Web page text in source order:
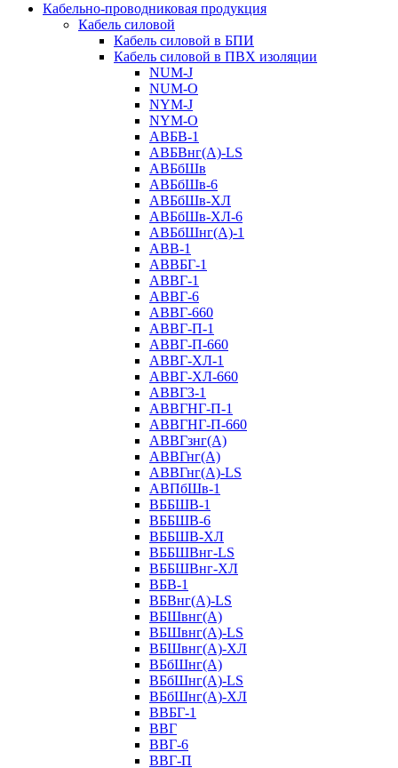
Кабельно-проводниковая продукция
Кабель силовой
Кабель силовой в БПИ
Кабель силовой в ПВХ изоляции
NUM-J
NUM-O
NYM-J
NYM-O
АВБВ-1
АВБВнг(А)-LS
АВБбШв
АВБбШв-6
АВБбШв-ХЛ
АВБбШв-ХЛ-6
АВБбШнг(А)-1
АВВ-1
АВВБГ-1
АВВГ-1
АВВГ-6
АВВГ-660
АВВГ-П-1
АВВГ-П-660
АВВГ-ХЛ-1
АВВГ-ХЛ-660
АВВГЗ-1
АВВГНГ-П-1
АВВГНГ-П-660
АВВГзнг(А)
АВВГнг(А)
АВВГнг(А)-LS
АВПбШв-1
ВББШВ-1
ВББШВ-6
ВББШВ-ХЛ
ВББШВнг-LS
ВББШВнг-ХЛ
ВБВ-1
ВБВнг(А)-LS
ВБШвнг(А)
ВБШвнг(А)-LS
ВБШвнг(А)-ХЛ
ВБбШнг(А)
ВБбШнг(А)-LS
ВБбШнг(А)-ХЛ
ВВБГ-1
ВВГ
ВВГ-6
ВВГ-П